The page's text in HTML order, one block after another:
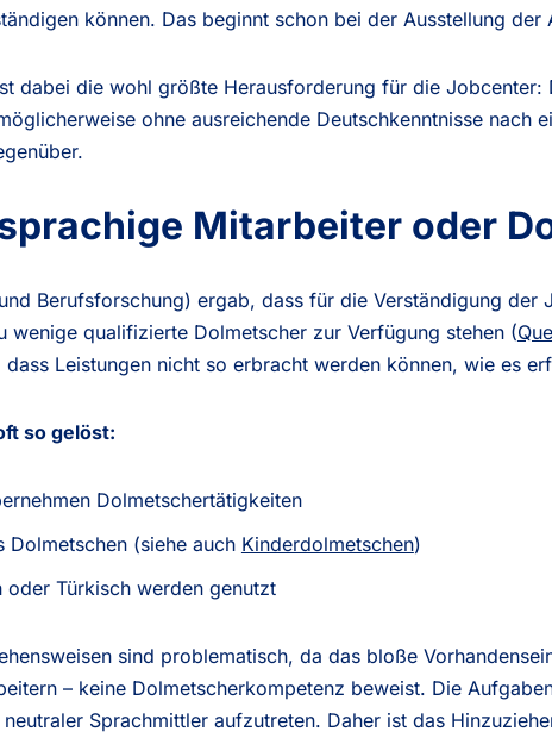
können. Das beginnt schon bei der Ausstellung der
dabei die wohl größte Herausforderung für die Jobcenter:
ohne ausreichende Deutschkenntnisse nach
Mitarbeiter oder
Berufsforschung) ergab, dass für die Verständigung der
wenige qualifizierte Dolmetscher zur Verfügung stehen (
Leistungen nicht so erbracht werden können, wie es
so gelöst:
Dolmetschertätigkeiten
Dolmetschen (siehe auch Kinderdolmetschen)
oder Türkisch werden genutzt
sind problematisch, da das bloße
– keine Dolmetscherkompetenz beweist. Die
Sprachmittler aufzutreten. Daher ist das